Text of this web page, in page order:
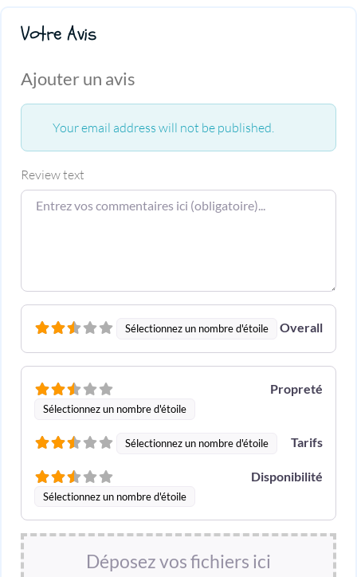
Votre Avis
Ajouter un avis
Your email address will not be published.
Review text
Sélectionnez un nombre d'étoile Overall
Sélectionnez un nombre d'étoile
Propreté
Sélectionnez un nombre d'étoile Tarifs
Sélectionnez un nombre d'étoile
Disponibilité
Déposez vos fichiers ici